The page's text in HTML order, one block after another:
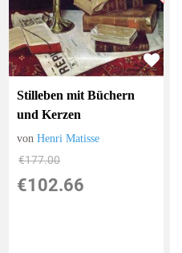
Stilleben mit Büchern
und Kerzen
vonHenri Matisse
€177.00
€102.66